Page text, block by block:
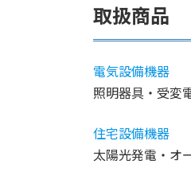
取扱商品
電気設備機器
照明器具・受変
住宅設備機器
太陽光発電・オ